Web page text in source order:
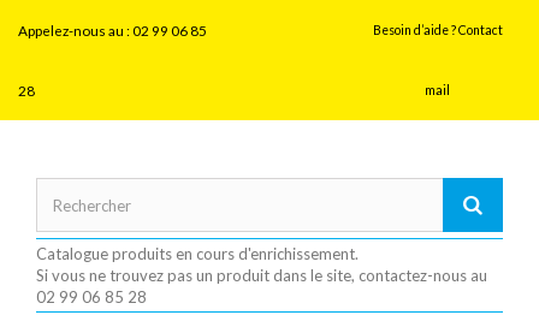
Besoin d’aide ? Contact
mail
Appelez-nous au :02 99 06 85
28
Catalogue produits en cours d'enrichissement.
Si vous ne trouvez pas un produit dans le site, contactez-nous au
02 99 06 85 28